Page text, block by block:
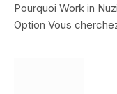
Pourquoi Work in
Option Vous